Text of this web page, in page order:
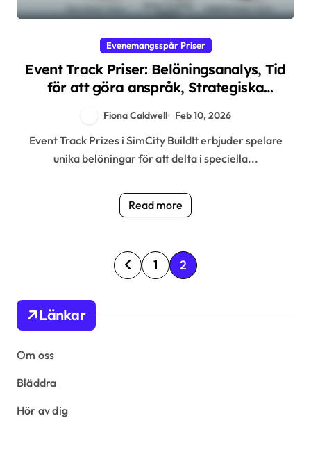
Evenemangsspår Priser
Event Track Priser: Belöningsanalys, Tid
för att göra anspråk, Strategiska
Fiona Caldwell Feb 10, 2026
Event Track Prizes i SimCity BuildIt erbjuder spelare
unika belöningar för att delta i speciella...
Read more
P
o
1 2
Länkar
Om oss
Bläddra
Hör av dig